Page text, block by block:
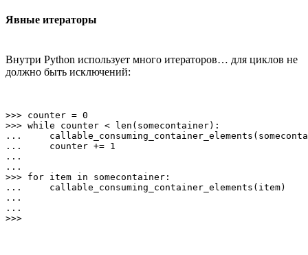
Явные итераторы
Внутри Python использует много итераторов… для циклов не
должно быть исключений:
>>> counter = 0
>>> while counter < len(somecontainer):
...
...     counter += 1
...
...
>>> for item in somecontainer:
...     callable_consuming_container_elements(item)
...
...